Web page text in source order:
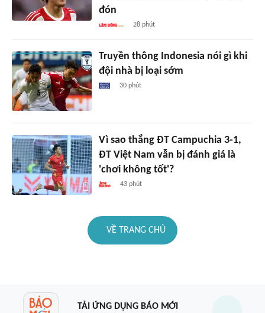
đón
28 phút
Truyền thông Indonesia nói gì khi
đội nhà bị loại sớm
30 phút
Vì sao thắng ĐT Campuchia 3-1,
ĐT Việt Nam vẫn bị đánh giá là
'chơi không tốt'?
43 phút
VỀ TRANG CHỦ
TẢI ỨNG DỤNG BÁO MỚI